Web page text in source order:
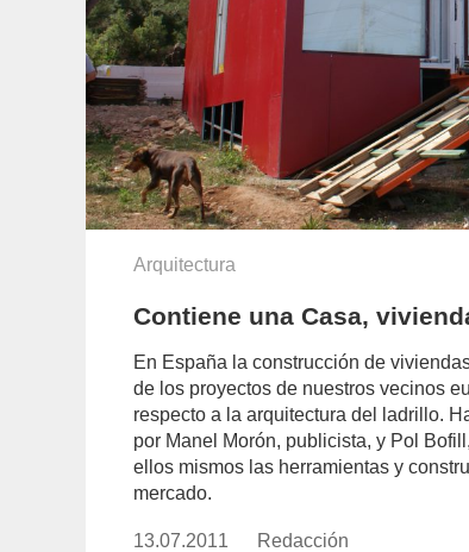
Arquitectura
Contiene una Casa,
En España la construcción de
de los proyectos de nuestros vecinos
respecto a la arquitectura del ladrillo.
por Manel Morón, publicista, y Pol
ellos mismos las herramientas y
mercado.
Publicado
13.07.2011 https://
Redacción